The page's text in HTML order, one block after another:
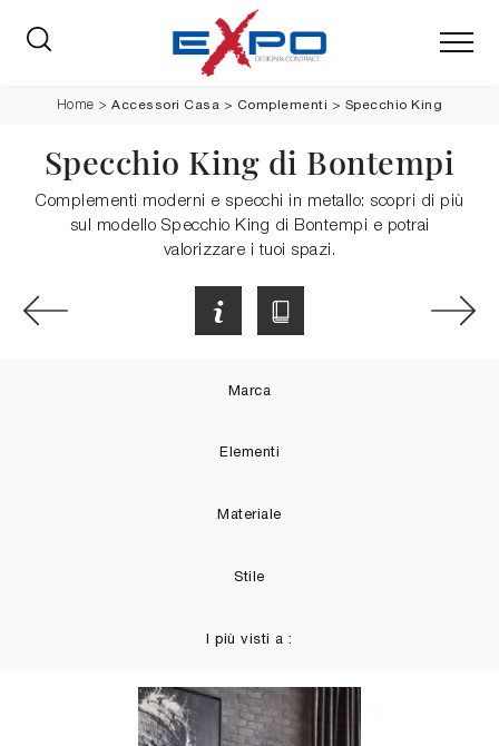
Home >Accessori Casa > Complementi > Specchio King
Specchio King di Bontempi
Complementi moderni e specchi in metallo: scopri di più
sul modello Specchio King di Bontempi e potrai
valorizzare i tuoi spazi.
Marca
Elementi
Materiale
Stile
I più visti a :